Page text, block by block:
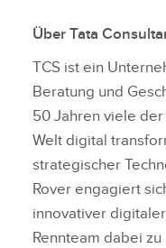
Über Tata
TCS ist ein
Beratung und
50 Jahren viele
Welt digital
strategischer
Rover engagiert
innovativer
Rennteam dabei